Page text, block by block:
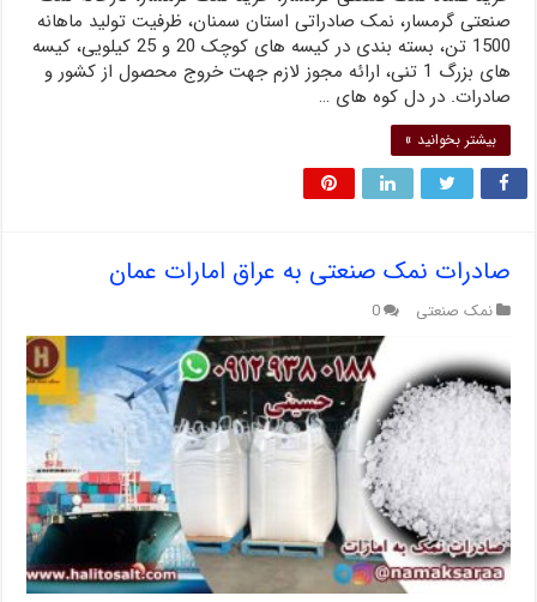
صنعتی گرمسار، نمک صادراتی استان سمنان، ظرفیت تولید ماهانه
1500 تن، بسته بندی در کیسه های کوچک 20 و 25 کیلویی، کیسه
های بزرگ 1 تنی، ارائه مجوز لازم جهت خروج محصول از کشور و
صادرات. در دل کوه های …
بیشتر بخوانید »
صادرات نمک صنعتی به عراق امارات عمان
نمک صنعتی 0